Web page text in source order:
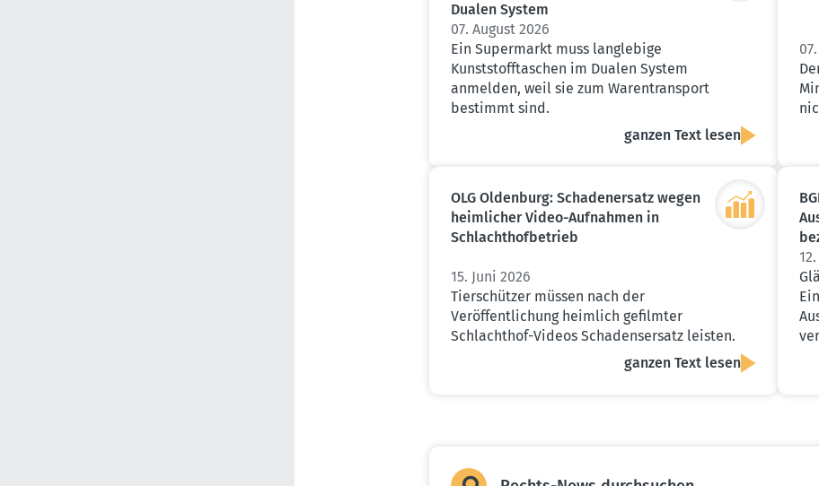
Dualen System
07. August 2026
Ein Supermarkt muss langlebige
Kunststofftaschen im Dualen System
anmelden, weil sie zum Warentransport
bestimmt sind.
ganzen Text lesen
OLG Oldenburg: Schaden­ersatz wegen
heimlicher Video-Aufnahmen in
Schlacht­hof­be­trieb
15. Juni 2026
Tierschützer müssen nach der
Veröffentlichung heimlich gefilmter
Schlachthof-Videos Schadensersatz leisten.
ganzen Text lesen